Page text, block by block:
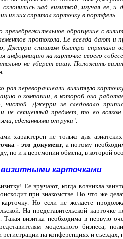
над визиткой, изучая ее, и
из них спрятал карточку в портфель.
обращение с
протокола. Ее всегда дают и
Джерри слишком быстро спрятала
информацию на карточке своего
не уберет вашу. Положить
раз переворачивали визитную
о компании, в которой она
чистой. Джерри не следовало
не священный предмет, то во
сделанными от руки".
характерен не только для
- это документ, а потому
но и к церемонии обмена, в которой
карточками
Ее вручают, когда возникла
при знакомстве. Но что же
Но если не желаете
На представительской
Такая визитка необходима в первую
модельного бизнеса,
на конференциях и съездах,